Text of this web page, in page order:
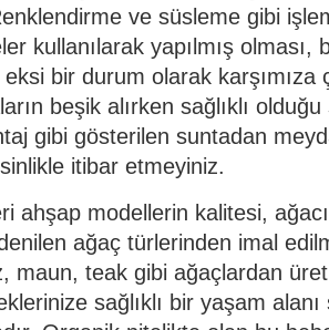
ve süsleme gibi
kullanılarak yapılmış olması,
bir durum olarak karşımıza
beşik alırken sağlıklı
gibi gösterilen suntadan
itibar etmeyiniz.
ahşap modellerin kalitesi,
ağaç türlerinden imal
maun, teak gibi ağaçlardan
sağlıklı bir yaşam